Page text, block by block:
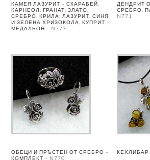
КАМЕЯ ЛАЗУРИТ – СКАРАБЕЙ,
КАРНЕОЛ, ГРАНАТ, ЗЛАТО,
СРЕБРО. КРИЛА: ЛАЗУРИТ, СИНЯ
И ЗЕЛЕНА ХРИЗОКОЛА, КУПРИТ –
МЕДАЛЬОН – N773
ДЕНДРИТ
СРЕБРО,
N771
ОБЕЦИ И ПРЪСТЕН ОТ СРЕБРО –
КОМПЛЕКТ – N770
КЕХЛИБАР